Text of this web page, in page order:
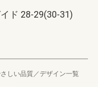
ド 28-29(30-31)
しい品質／デザイン一覧